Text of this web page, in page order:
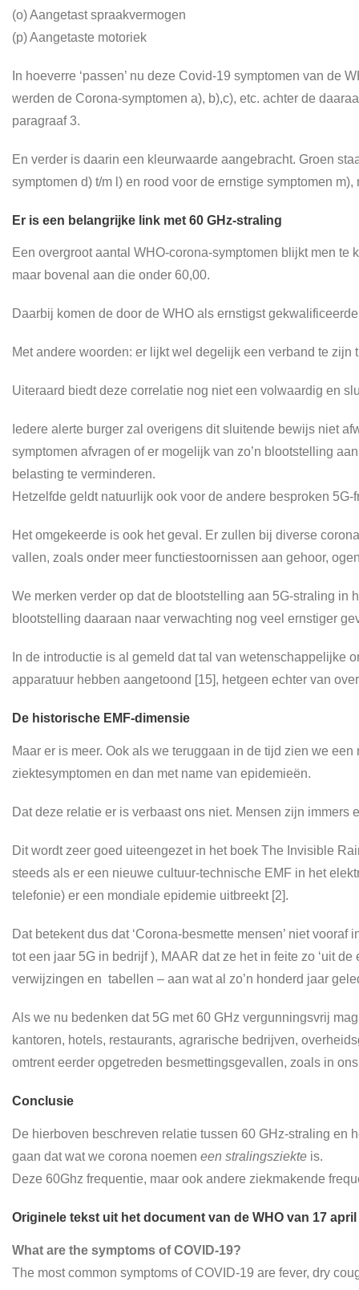
(o) Aangetast spraakvermogen
(p) Aangetaste motoriek
In hoeverre ‘passen’ nu deze Covid-19 symptomen van
werden de Corona-symptomen a), b),c), etc. achter de
paragraaf 3.
En verder is daarin een kleurwaarde aangebracht. Groen
symptomen d) t/m l) en rood voor de ernstige symptomen m),
Er is een belangrijke link met 60 GHz-straling
Een overgroot aantal WHO-corona-symptomen blijkt men
maar bovenal aan die onder 60,00.
Daarbij komen de door de WHO als ernstigst
Met andere woorden: er lijkt wel degelijk een verband te zijn
Uiteraard biedt deze correlatie nog niet een volwaardig en
Iedere alerte burger zal overigens dit sluitende bewijs niet
symptomen afvragen of er mogelijk van zo’n blootstelling
belasting te verminderen.
Hetzelfde geldt natuurlijk ook voor de andere besproken
Het omgekeerde is ook het geval. Er zullen bij diverse
vallen, zoals onder meer functiestoornissen aan gehoor,
We merken verder op dat de blootstelling aan 5G-straling
blootstelling daaraan naar verwachting nog veel ernstiger
In de introductie is al gemeld dat tal van
apparatuur hebben aangetoond [15], hetgeen echter van
De historische EMF-dimensie
Maar er is meer. Ook als we teruggaan in de tijd zien we
ziektesymptomen en dan met name van epidemieën.
Dat deze relatie er is verbaast ons niet. Mensen zijn
Dit wordt zeer goed uiteengezet in het boek The Invisible
steeds als er een nieuwe cultuur-technische EMF in het
telefonie) er een mondiale epidemie uitbreekt [2].
Dat betekent dus dat ‘Corona-besmette mensen’ niet
tot een jaar 5G in bedrijf ), MAAR dat ze het in feite zo ‘uit
verwijzingen en tabellen – aan wat al zo’n honderd jaar
Als we nu bedenken dat 5G met 60 GHz vergunningsvrij
kantoren, hotels, restaurants, agrarische bedrijven,
omtrent eerder opgetreden besmettingsgevallen, zoals in
Conclusie
De hierboven beschreven relatie tussen 60 GHz-straling en
gaan dat wat we corona noemen een stralingsziekte is.
Deze 60Ghz frequentie, maar ook andere ziekmakende
Originele tekst uit het document van de WHO van 17 april
What are the symptoms of COVID-19?
The most common symptoms of COVID-19 are fever, dry